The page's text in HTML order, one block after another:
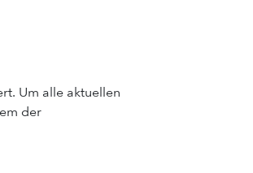
Um alle aktuellen
der